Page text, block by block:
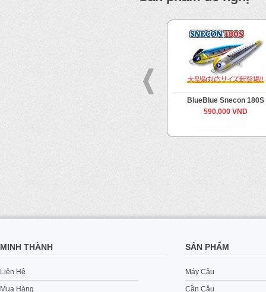
BlueBlue Snecon 180S
590,000 VND
MINH THÀNH
Liên Hệ
Mua Hàng
SẢN PHẨM
Máy Câu
Cần Câu